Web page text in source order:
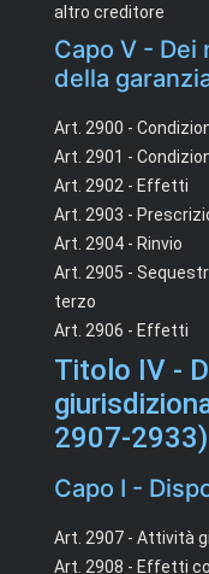
altro creditore
Capo V - Dei
della
Art. 2900 -
Art. 2901 -
Art. 2902 - Effetti
Art. 2903 -
Art. 2904 - Rinvio
Art. 2905 -
terzo
Art. 2906 - Effetti
Titolo IV -
2907-2933)
Capo I -
Art. 2907 - Attività
Art. 2908 - Effetti